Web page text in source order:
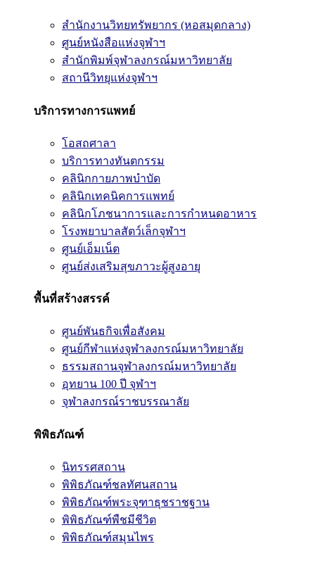
สำนักงานวิทยทรัพยากร (หอสมุดกลาง)
ศูนย์หนังสือแห่งจุฬาฯ
สำนักพิมพ์จุฬาลงกรณ์มหาวิทยาลัย
สถานีวิทยุแห่งจุฬาฯ
บริการทางการแพทย์
โอสถศาลา
บริการทางทันตกรรม
คลินิกกายภาพบำบัด
คลินิกเทคนิคการแพทย์
คลินิกโภชนาการและการกำหนดอาหาร
โรงพยาบาลสัตว์เล็กจุฬาฯ
ศูนย์เอ็มเน็ต
ศูนย์ส่งเสริมสุขภาวะผู้สูงอายุ
พื้นที่สร้างสรรค์
ศูนย์พันธกิจเพื่อสังคม
ศูนย์กีฬาแห่งจุฬาลงกรณ์มหาวิทยาลัย
ธรรมสถานจุฬาลงกรณ์มหาวิทยาลัย
อุทยาน 100 ปี จุฬาฯ
จุฬาลงกรณ์ราชบรรณาลัย
พิพิธภัณฑ์
นิทรรศสถาน
พิพิธภัณฑ์ชลทัศนสถาน
พิพิธภัณฑ์พระจุฑาธุชราชฐาน
พิพิธภัณฑ์พืชมีชีวิต
พิพิธภัณฑ์สมุนไพร